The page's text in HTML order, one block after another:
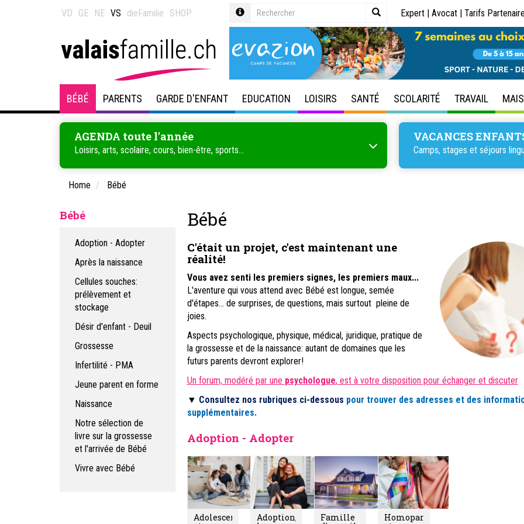
VD GE NE VS dieFamilie SHOP Expert | Avocat | Tarifs
BÉBÉ PARENTS GARDE D'ENFANT EDUCATION LOISIRS SANTÉ SCOLARITÉ TRAVAIL
AGENDA toute l'année
Loisirs, arts, scolaire, cours, bien-être, sports...
VACANCES
Camps, stages et séjours
Home Bébé
Bébé
Adoption - Adopter
Après la naissance
Cellules souches:
prélèvement et
stockage
Désir d'enfant - Deuil
Grossesse
Infertilité - PMA
Jeune parent en forme
Naissance
Notre sélection de
livre sur la grossesse
et l'arrivée de Bébé
Vivre avec Bébé
Bébé
C'était un projet, c'est maintenant une
réalité!
Vous avez senti les premiers signes, les premiers maux...
L'aventure qui vous attend avec Bébé est longue, semée
d'étapes... de surprises, de questions, mais surtout pleine de
joies.
Aspects psychologique, physique, médical, juridique, pratique de
la grossesse et de la naissance: autant de domaines que les
futurs parents devront explorer!
Un forum, modéré par une psychologue,est à votre disposition pour échanger et discuter
▼ Consultez nos rubriques ci-dessous pour trouver des adresses et des
supplémentaires.
Adoption - Adopter
Adolescence Adoption, Famille Homoparentalité